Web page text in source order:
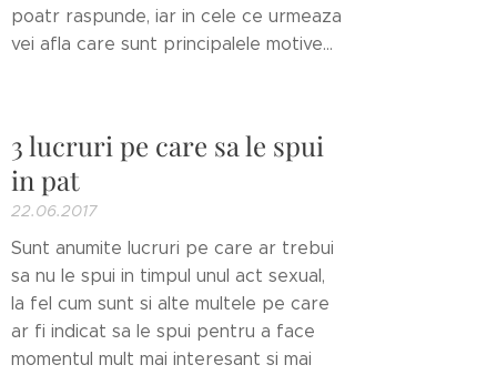
poatr raspunde, iar in cele ce urmeaza
vei afla care sunt principalele motive...
3 lucruri pe care sa le spui
in pat
22.06.2017
Sunt anumite lucruri pe care ar trebui
sa nu le spui in timpul unul act sexual,
la fel cum sunt si alte multele pe care
ar fi indicat sa le spui pentru a face
momentul mult mai interesant si mai